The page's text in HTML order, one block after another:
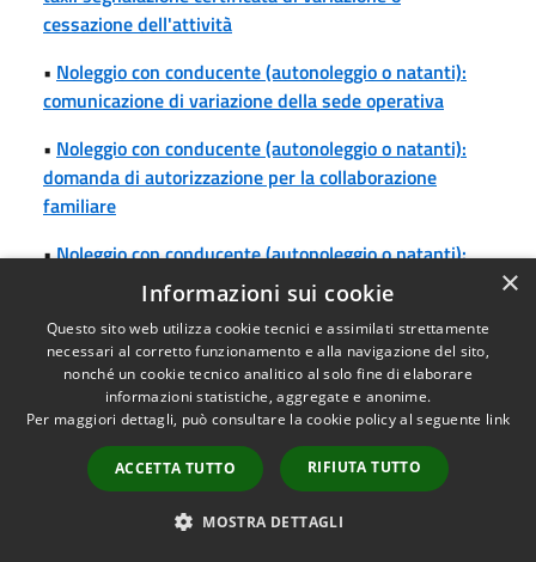
cessazione dell'attività
• Noleggio con conducente (autonoleggio o natanti):
comunicazione di variazione della sede operativa
• Noleggio con conducente (autonoleggio o natanti):
domanda di autorizzazione per la collaborazione
familiare
•Noleggio con conducente (autonoleggio o natanti):
noleggio non contingentato per veicolo adibito ad
autoambulanza – trasporto per conto terzi dietro
corrispettivo
Noleggio senza conducente: segnalazione certificata
di avvio, trasferimento o ampliamento dell'attività
Notifica sanitaria ai sensi del Regolamento
comunitario 29/04/2004, n. 852/2004: trasmissione
della documentazione
×
Informazioni sui cookie
Questo sito web utilizza cookie tecnici e assimilati strettamente
necessari al corretto funzionamento e alla navigazione del sito,
nonché un cookie tecnico analitico al solo fine di elaborare
informazioni statistiche, aggregate e anonime.
Per maggiori dettagli, può consultare la cookie policy al seguente link
ACCETTA TUTTO RIFIUTA TUTTO
MOSTRA DETTAGLI